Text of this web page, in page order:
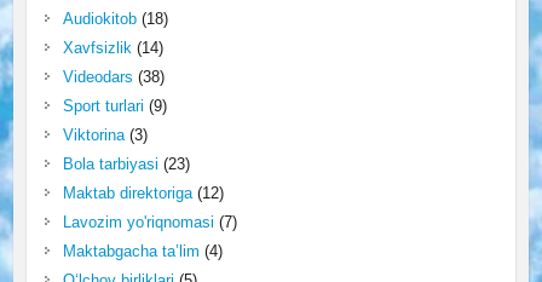
Audiokitob(18)
Xavfsizlik(14)
Videodars (38)
Sport turlari (9)
Viktorina(3)
Bola tarbiyasi (23)
Maktab direktoriga(12)
Lavozim yo'riqnomasi (7)
Maktabgacha ta’lim (4)